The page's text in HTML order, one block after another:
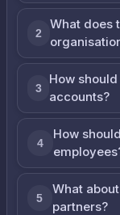
2
What does
3
How
accounts?
4
How
5
What
partners?